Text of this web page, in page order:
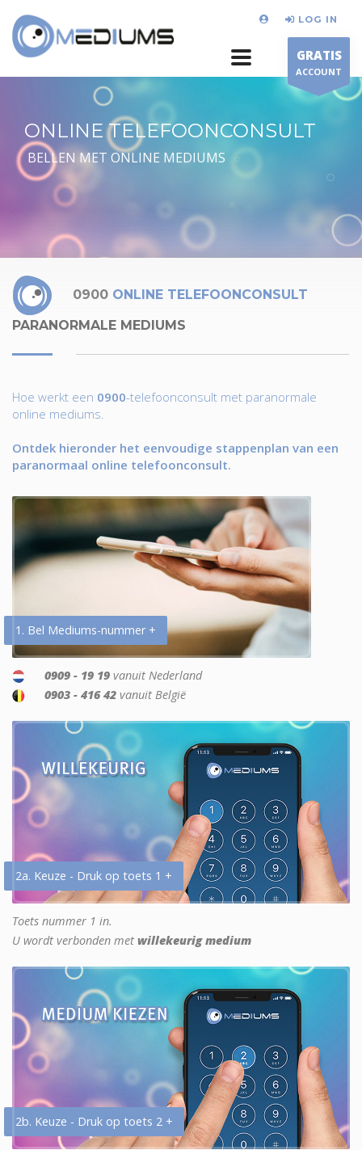
LOG IN
GRATIS
ACCOUNT
ONLINE TELEFOONCONSULT
BELLEN MET ONLINE MEDIUMS
0900 ONLINE TELEFOONCONSULT
PARANORMALE MEDIUMS
Hoe werkt een 0900-telefoonconsult met paranormale
online mediums.
Ontdek hieronder het eenvoudige stappenplan van een
paranormaal online telefoonconsult.
1. Bel Mediums-nummer +
0909 - 19 19 vanuit Nederland
0903 - 416 42 vanuit België
2a. Keuze - Druk op toets 1 +
Toets nummer 1 in.
U wordt verbonden met willekeurig medium
2b. Keuze - Druk op toets 2 +